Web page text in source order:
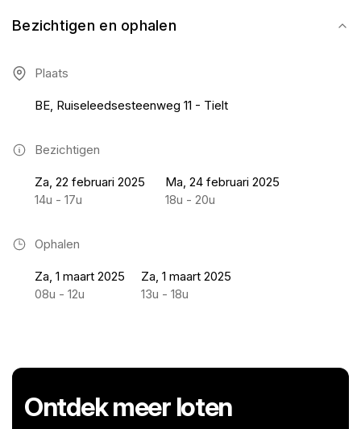
Bezichtigen en ophalen
Plaats
BE, Ruiseleedsesteenweg 11 - Tielt
Bezichtigen
Za, 22 februari 2025
14u - 17u
Ma, 24 februari 2025
18u - 20u
Ophalen
Za, 1 maart 2025
08u - 12u
Za, 1 maart 2025
13u - 18u
Ontdek meer loten